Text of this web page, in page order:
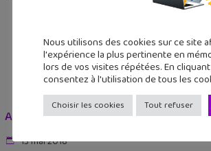
Apprendre avec YouTube #78 : Nota
13 mai 2018
Nous utilisons des cookies sur ce site
l'expérience la plus pertinente en
lors de vos visites répétées. En
consentez à l'utilisation de tous les
Choisir les cookies Tout refuser